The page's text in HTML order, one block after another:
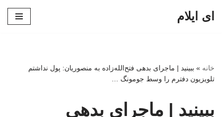
ای ایلام
خانه » ببینید | ماجرای بدهی فتح‌الله‌زاده به منصوریان: پول نداشتم
تلویزیون دفترم را وسط جومونگ …
ببینید | ماجرای بدهی